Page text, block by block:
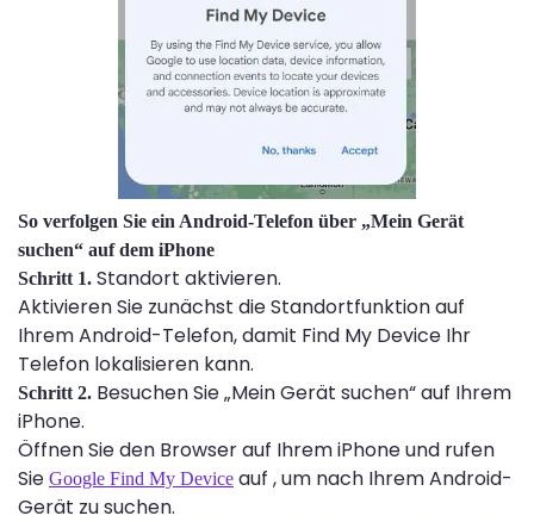
So verfolgen Sie ein Android-Telefon über „Mein Gerät
suchen“ auf dem iPhone
Schritt 1. Standort aktivieren.
Aktivieren Sie zunächst die Standortfunktion auf
Ihrem Android-Telefon, damit Find My Device Ihr
Telefon lokalisieren kann.
Schritt 2. Besuchen Sie „Mein Gerät suchen“ auf Ihrem
iPhone.
Öffnen Sie den Browser auf Ihrem iPhone und rufen
Sie Google Find My Device auf , um nach Ihrem Android-
Gerät zu suchen.